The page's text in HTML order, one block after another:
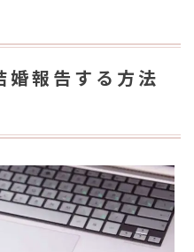
婚報告する方法